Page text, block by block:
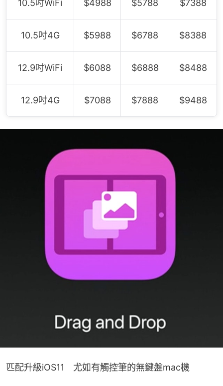
10.5吋WiFi $4988 $5788 $7388
10.5吋4G $5988 $6788 $8388
12.9吋WiFi $6088 $6888 $8488
12.9吋4G $7088 $7888 $9488
匹配升級iOS11　尤如有觸控筆的無鍵盤mac機